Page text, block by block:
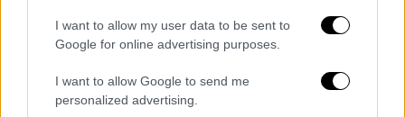
I want to allow my user data to be sent to
Google for online advertising purposes.
I want to allow Google to send me
personalized advertising.
Τεχνολογία|23.10.2023 15:41